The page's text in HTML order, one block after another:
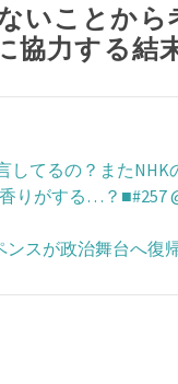
いことから
協力する結
してるの？またNHK
りがする…？■#257​
ンスが政治舞台へ復